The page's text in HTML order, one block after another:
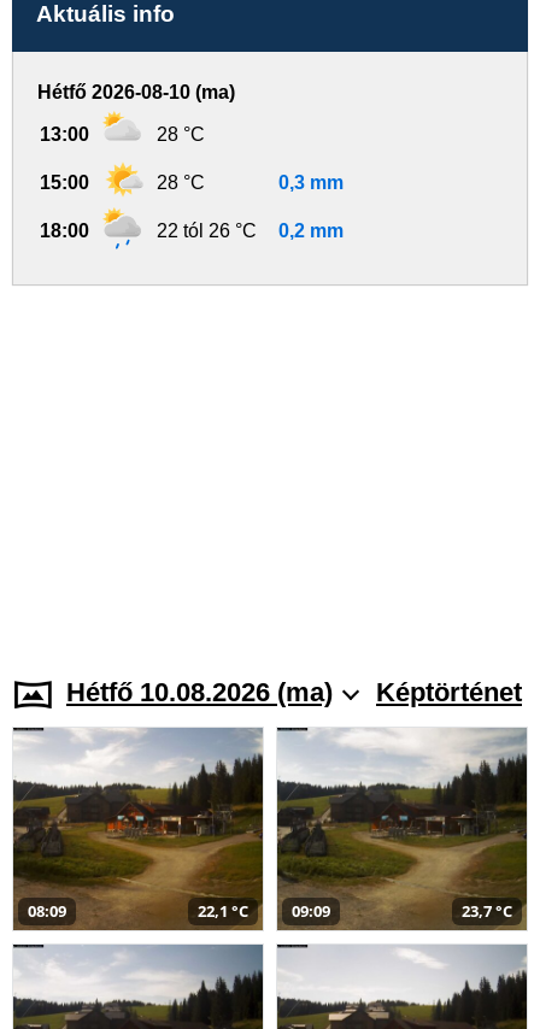
Aktuális info
Hétfő 2026-08-10 (ma)
13:00 28 °C
15:00 28 °C 0,3 mm
18:00 22 tól 26 °C 0,2 mm
Hétfő 10.08.2026 (ma) Képtörténet
08:09 22,1 °C 09:09 23,7 °C